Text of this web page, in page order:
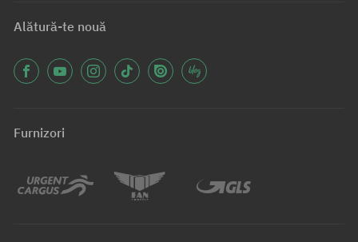
Alătură-te nouă
Furnizori